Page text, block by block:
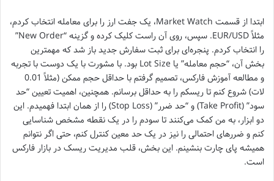
ابتدا از قسمت Market Watch، یک جفت ارز را برای معامله انتخاب کردم،
مثلاً EUR/USD. سپس، روی آن راست کلیک کرده و گزینه “New Order”
را انتخاب کردم. پنجره‌ای برای ثبت سفارش جدید باز شد که مهمترین
بخش آن، “حجم معامله” یا Lot Size بود. با مشورت با یک دوست با تجربه
و مطالعه آموزش فارکس، تصمیم گرفتم با حداقل حجم ممکن (مثلاً 0.01
لات) شروع کنم تا ریسکم را به حداقل برسانم. همچنین، اهمیت تعیین “حد
سود” (Take Profit) و “حد ضرر” (Stop Loss) را از همان ابتدا فهمیدم. این
دو ابزار، به من کمک می‌کنند تا سودم را در یک نقطه مشخص شناسایی
کنم و ضررهای احتمالی را نیز در یک حد معین کنترل کنم، حتی اگر نتوانم
همیشه پای چارت بنشینم. این بخش، قلب مدیریت ریسک در بازار فارکس
است.